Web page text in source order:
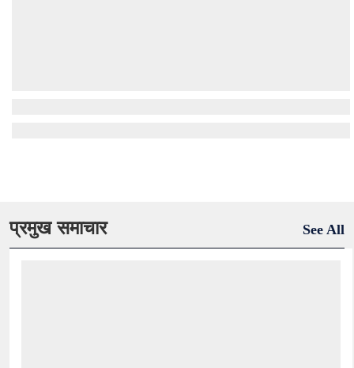
प्रमुख समाचार See All